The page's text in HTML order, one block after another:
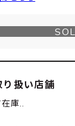
り扱い店舗
庫..